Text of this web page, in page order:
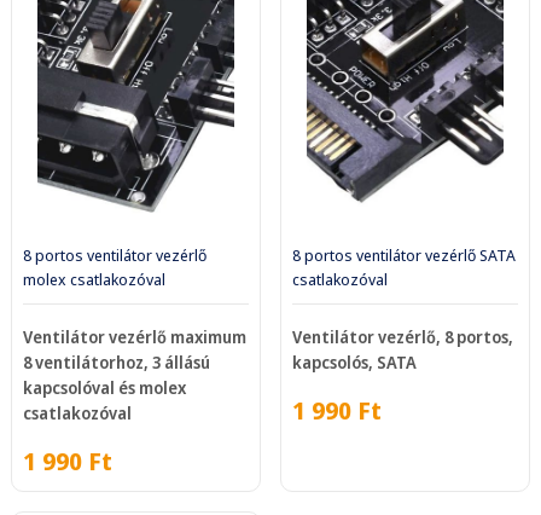
8 portos ventilátor vezérlő
molex csatlakozóval
Ventilátor vezérlő maximum
8 ventilátorhoz, 3 állású
kapcsolóval és molex
csatlakozóval
1 990 Ft
8 portos ventilátor vezérlő SATA
csatlakozóval
Ventilátor vezérlő, 8 portos,
kapcsolós, SATA
1 990 Ft